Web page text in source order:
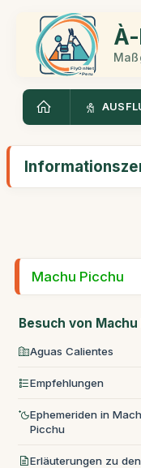
Machu Picchu
Besuch von Machu
Aguas Calientes
Empfehlungen
Ephemeriden in
Picchu
Erläuterungen zu den